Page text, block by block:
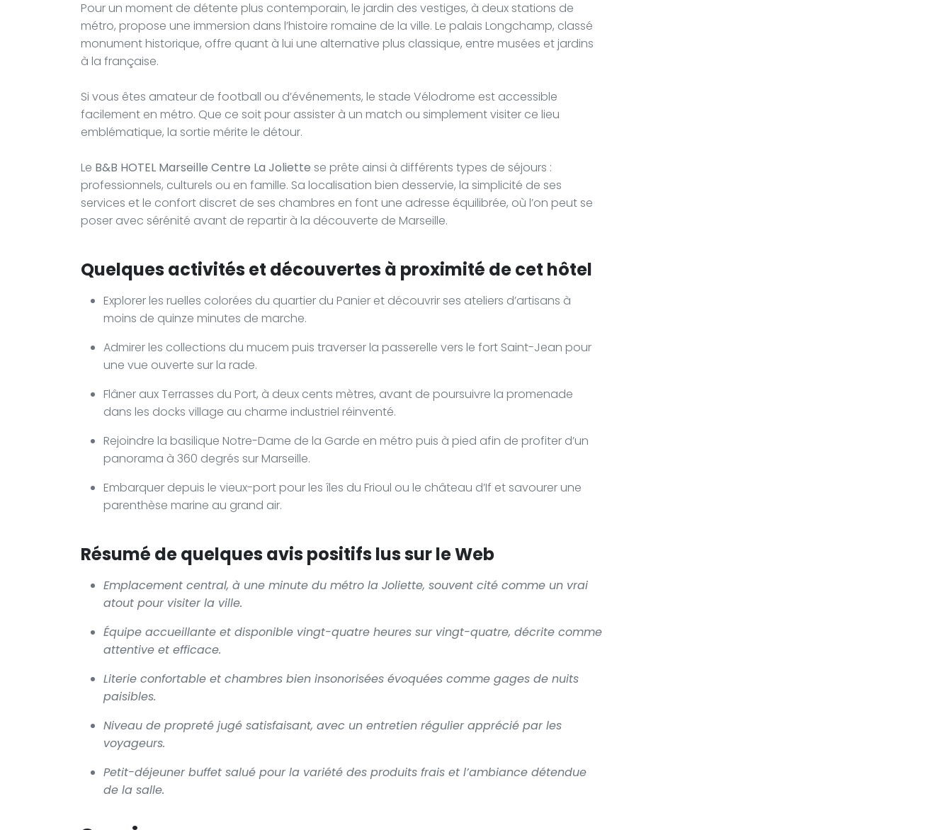
Pour un moment de détente plus contemporain, le jardin des vestiges, à deux stations de
métro, propose une immersion dans l’histoire romaine de la ville. Le palais Longchamp, classé
monument historique, offre quant à lui une alternative plus classique, entre musées et jardins
à la française.
Si vous êtes amateur de football ou d’événements, le stade Vélodrome est accessible
facilement en métro. Que ce soit pour assister à un match ou simplement visiter ce lieu
emblématique, la sortie mérite le détour.
Le B&B HOTEL Marseille Centre La Joliette se prête ainsi à différents types de séjours :
professionnels, culturels ou en famille. Sa localisation bien desservie, la simplicité de ses
services et le confort discret de ses chambres en font une adresse équilibrée, où l’on peut se
poser avec sérénité avant de repartir à la découverte de Marseille.
Quelques activités et découvertes à proximité de cet hôtel
Explorer les ruelles colorées du quartier du Panier et découvrir ses ateliers d’artisans à
moins de quinze minutes de marche.
Admirer les collections du mucem puis traverser la passerelle vers le fort Saint-Jean pour
une vue ouverte sur la rade.
Flâner aux Terrasses du Port, à deux cents mètres, avant de poursuivre la promenade
dans les docks village au charme industriel réinventé.
Rejoindre la basilique Notre-Dame de la Garde en métro puis à pied afin de profiter d’un
panorama à 360 degrés sur Marseille.
Embarquer depuis le vieux-port pour les îles du Frioul ou le château d’If et savourer une
parenthèse marine au grand air.
Résumé de quelques avis positifs lus sur le Web
Emplacement central, à une minute du métro la Joliette, souvent cité comme un vrai
atout pour visiter la ville.
Équipe accueillante et disponible vingt-quatre heures sur vingt-quatre, décrite comme
attentive et efficace.
Literie confortable et chambres bien insonorisées évoquées comme gages de nuits
paisibles.
Niveau de propreté jugé satisfaisant, avec un entretien régulier apprécié par les
voyageurs.
Petit-déjeuner buffet salué pour la variété des produits frais et l’ambiance détendue
de la salle.